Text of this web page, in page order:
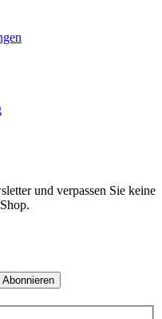
und verpassen Sie keine
Abonnieren